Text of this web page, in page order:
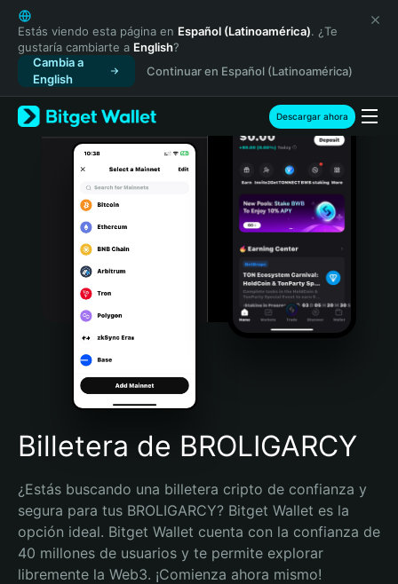
English
日本語
Tiếng Việt
Русский
Español (Latinoamérica)
Türkçe
Italiano
Português (Portugal)
Bahasa Indonesia
Português (Brasil)
Español (Argentina)
Estás viendo esta página en Español (Latinoamérica). ¿Te
gustaría cambiarte a English?
Cambia a
English
Continuar en Español (Latinoamérica)
Descargar ahora
Billetera de BROLIGARCY
¿Estás buscando una billetera cripto de confianza y
segura para tus BROLIGARCY? Bitget Wallet es la
opción ideal. Bitget Wallet cuenta con la confianza de
40 millones de usuarios y te permite explorar
libremente la Web3. ¡Comienza ahora mismo!